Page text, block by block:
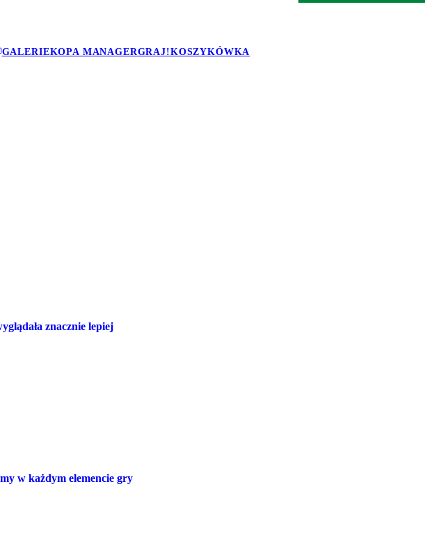
GALERIEKOPA MANAGERGRAJ!KOSZYKÓWKA
znacznie lepiej
w każdym elemencie gry